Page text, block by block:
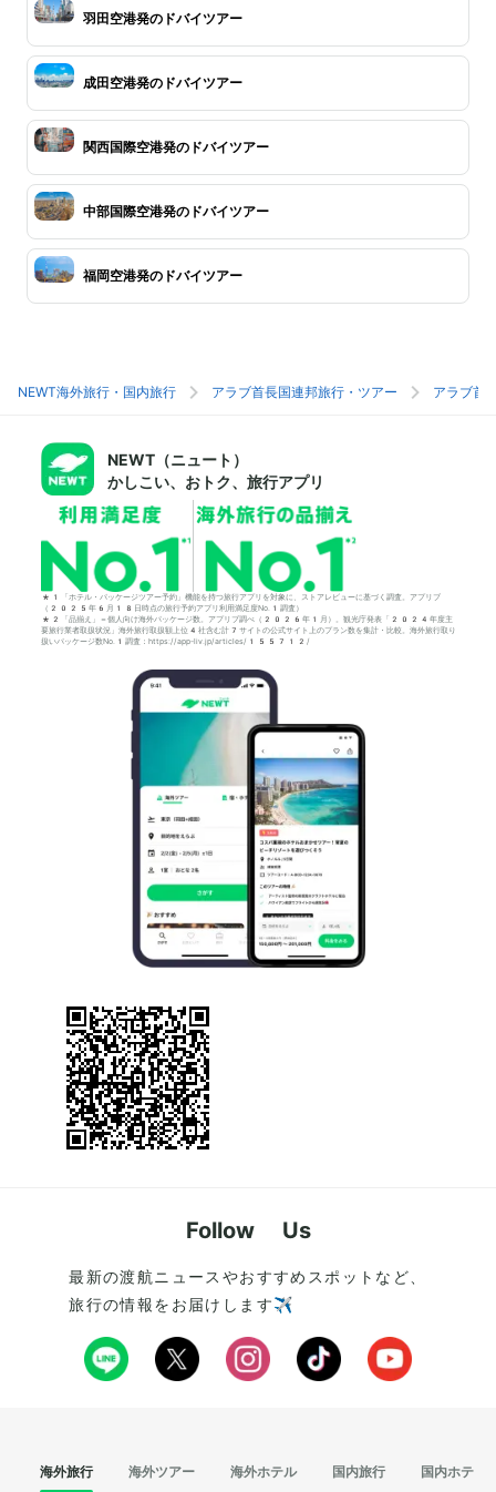
羽田空港発のドバイツアー
成田空港発のドバイツアー
関西国際空港発のドバイツアー
中部国際空港発のドバイツアー
福岡空港発のドバイツアー
NEWT海外旅行・国内旅行 アラブ首長国連邦旅行・ツアー アラブ首
NEWT（ニュート）
かしこい、おトク、旅行アプリ
*1「ホテル・パッケージツアー予約」機能を持つ旅行アプリを対象に、ストアレビューに基づく調査。アプリブ
（2025年6月18日時点の旅行予約アプリ利用満足度No.1調査）
*2「品揃え」＝個人向け海外パッケージ数。アプリブ調べ（2026年1月）。観光庁発表「2024年度主
要旅行業者取扱状況」海外旅行取扱額上位4社含む計7サイトの公式サイト上のプラン数を集計・比較。海外旅行取り
扱いパッケージ数No.1調査：https://app-liv.jp/articles/155712/
Follow Us
最新の渡航ニュースやおすすめスポットなど、
旅行の情報をお届けします✈️
海外旅行 海外ツアー 海外ホテル 国内旅行 国内ホテル